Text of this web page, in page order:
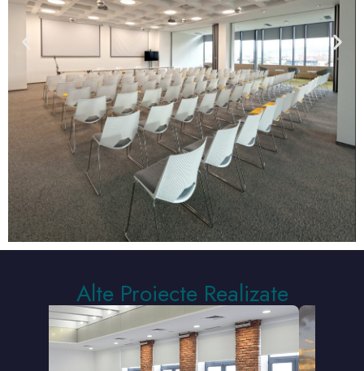
Alte Proiecte Realizate